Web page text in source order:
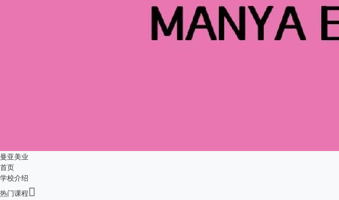
曼亚美业
首页
学校介绍
热门课程